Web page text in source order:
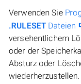
Verwenden Sie
.RULESET Dateien
versehentlichem
oder der
Absturz oder
wiederherzustellen.